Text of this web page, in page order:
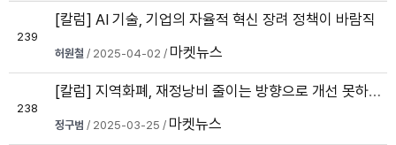
239
[칼럼] AI 기술, 기업의 자율적 혁신 장려 정책이 바람직
허원철 / 2025-04-02 / 마켓뉴스
238
[칼럼] 지역화폐, 재정낭비 줄이는 방향으로 개선 못하면 폐지해야
정구범 / 2025-03-25 / 마켓뉴스